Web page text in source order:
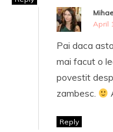
April
Pai daca
mai facut o
povestit
zambesc.
Reply